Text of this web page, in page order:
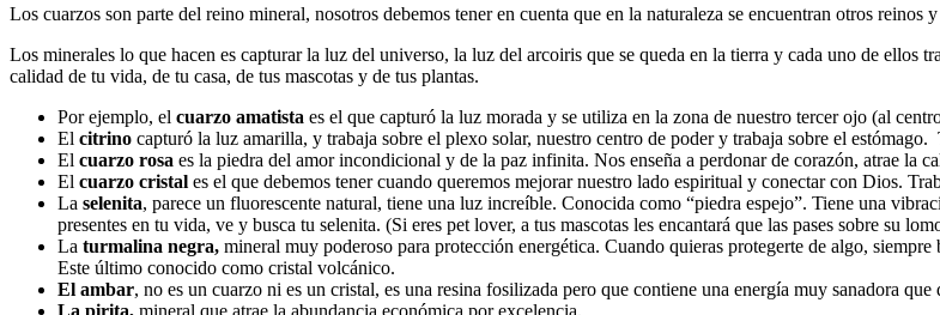
Los cuarzos son parte del reino mineral, nosotros debemos tener en cuenta que en la naturaleza se encuentran otros reinos
Los minerales lo que hacen es capturar la luz del universo, la luz del arcoiris que se queda en la tierra y cada uno de ellos
calidad de tu vida, de tu casa, de tus mascotas y de tus plantas.
Por ejemplo, el cuarzo amatista es el que capturó la luz morada y se utiliza en la zona de nuestro tercer ojo (al
El citrino capturó la luz amarilla, y trabaja sobre el plexo solar, nuestro centro de poder y trabaja sobre el
El cuarzo rosa es la piedra del amor incondicional y de la paz infinita. Nos enseña a perdonar de corazón, atrae la
El cuarzo cristal es el que debemos tener cuando queremos mejorar nuestro lado espiritual y conectar con Dios.
La selenita, parece un fluorescente natural, tiene una luz increíble. Conocida como “piedra espejo”. Tiene una
presentes en tu vida, ve y busca tu selenita. (Si eres pet lover, a tus mascotas les encantará que las pases sobre su
La turmalina negra, mineral muy poderoso para protección energética. Cuando quieras protegerte de algo,
Este último conocido como cristal volcánico.
El ambar, no es un cuarzo ni es un cristal, es una resina fosilizada pero que contiene una energía muy sanadora que
La pirita, mineral que atrae la abundancia económica por excelencia.